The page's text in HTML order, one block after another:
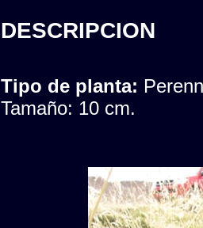
DESCRIPCION
Tipo de planta:
Tamaño: 10 cm.